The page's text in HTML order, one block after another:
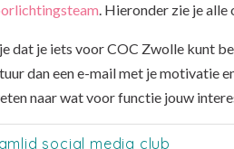
. Hieronder zie je alle
dat je iets voor COC Zwolle kunt
dan een e-mail met je motivatie
naar wat voor functie jouw
social media club